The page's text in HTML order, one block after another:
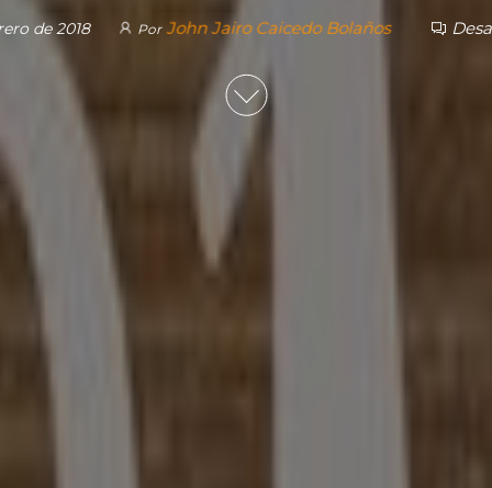
de 2018 Por John Jairo Caicedo Bolaños